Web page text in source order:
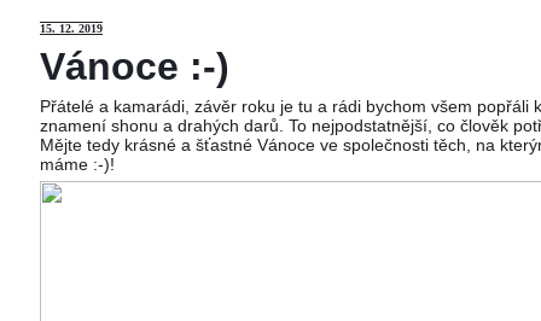
15. 12. 2019
Vánoce :-)
Přátelé a kamarádi, závěr roku je tu a rádi bychom všem
znamení shonu a drahých darů. To nejpodstatnější, co člověk
Mějte tedy krásné a šťastné Vánoce ve společnosti těch, na
máme :-)!